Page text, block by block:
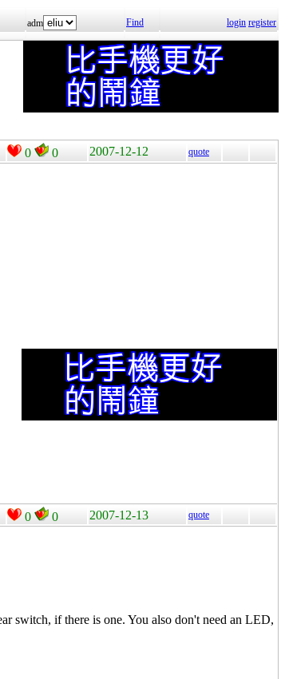
adm Find login register
0 0 2007-12-12 quote
0 0 2007-12-13 quote
switch, if there is one. You also don't need an LED,